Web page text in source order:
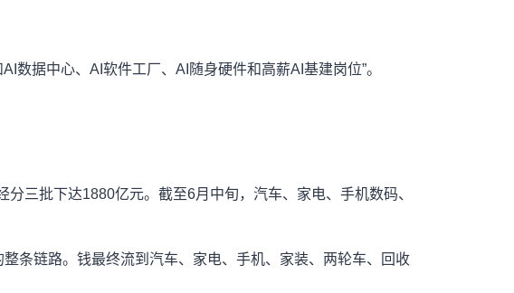
数据中心、AI软件工厂、AI随身硬件和高薪AI基建岗位”。
三批下达1880亿元。截至6月中旬，汽车、家电、手机数码、
条链路。钱最终流到汽车、家电、手机、家装、两轮车、回收